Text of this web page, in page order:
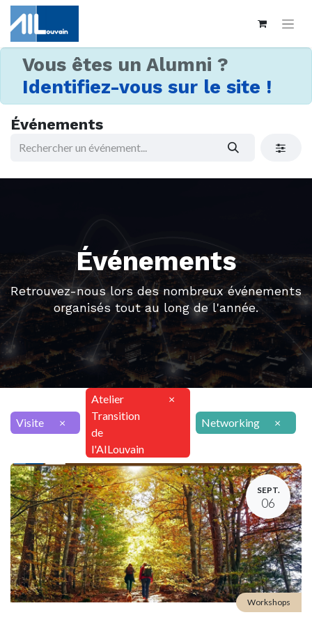
Vous êtes un Alumni ?
Identifiez-vous sur le site !
Événements
Événements
Retrouvez-nous lors des nombreux événements
organisés tout au long de l'année.
Visite ×
Atelier
Transition
de
l'AILouvain
×
Networking
×
SEPT.
06
Workshops